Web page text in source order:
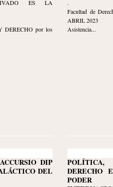
ES LA
DERECHO por los
.
Facultad de
ABRIL 2023
Asistencia...
DIP
DEL
DERECHO
PODER